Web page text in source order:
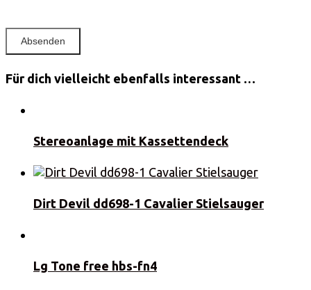
Für dich vielleicht ebenfalls interessant …
Stereoanlage mit Kassettendeck
Dirt Devil dd698-1 Cavalier Stielsauger
Lg Tone free hbs-fn4